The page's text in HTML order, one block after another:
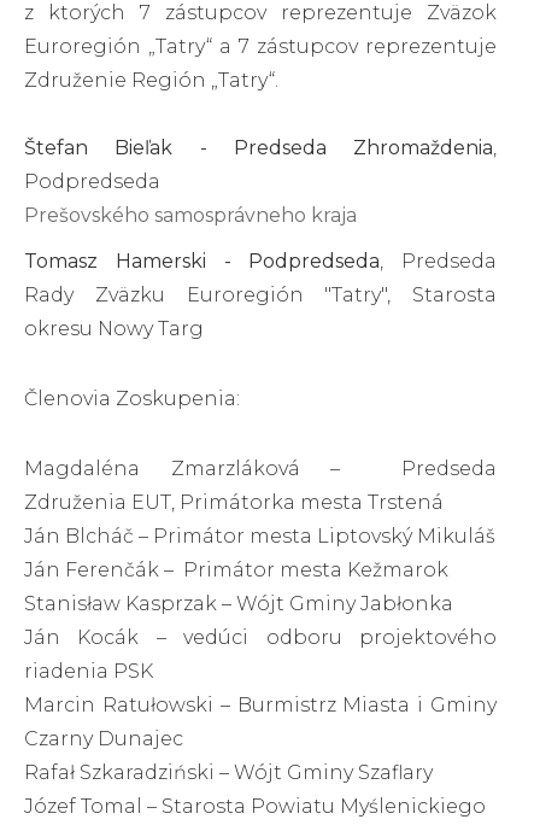
z ktorých 7 zástupcov reprezentuje Zväzok
Euroregión „Tatry“ a 7 zástupcov reprezentuje
Združenie Región „Tatry“.
Štefan Bieľak - Predseda Zhromaždenia,
Podpredseda
Prešovského samosprávneho kraja
Tomasz Hamerski - Podpredseda, Predseda
Rady Zväzku Euroregión "Tatry", Starosta
okresu Nowy Targ
Členovia Zoskupenia:
Magdaléna Zmarzláková – Predseda
Združenia EUT, Primátorka mesta Trstená
Ján Blcháč – Primátor mesta Liptovský Mikuláš
Ján Ferenčák – Primátor mesta Kežmarok
Stanisław Kasprzak – Wójt Gminy Jabłonka
Ján Kocák – vedúci odboru projektového
riadenia PSK
Marcin Ratułowski – Burmistrz Miasta i Gminy
Czarny Dunajec
Rafał Szkaradziński – Wójt Gminy Szaflary
Józef Tomal – Starosta Powiatu Myślenickiego